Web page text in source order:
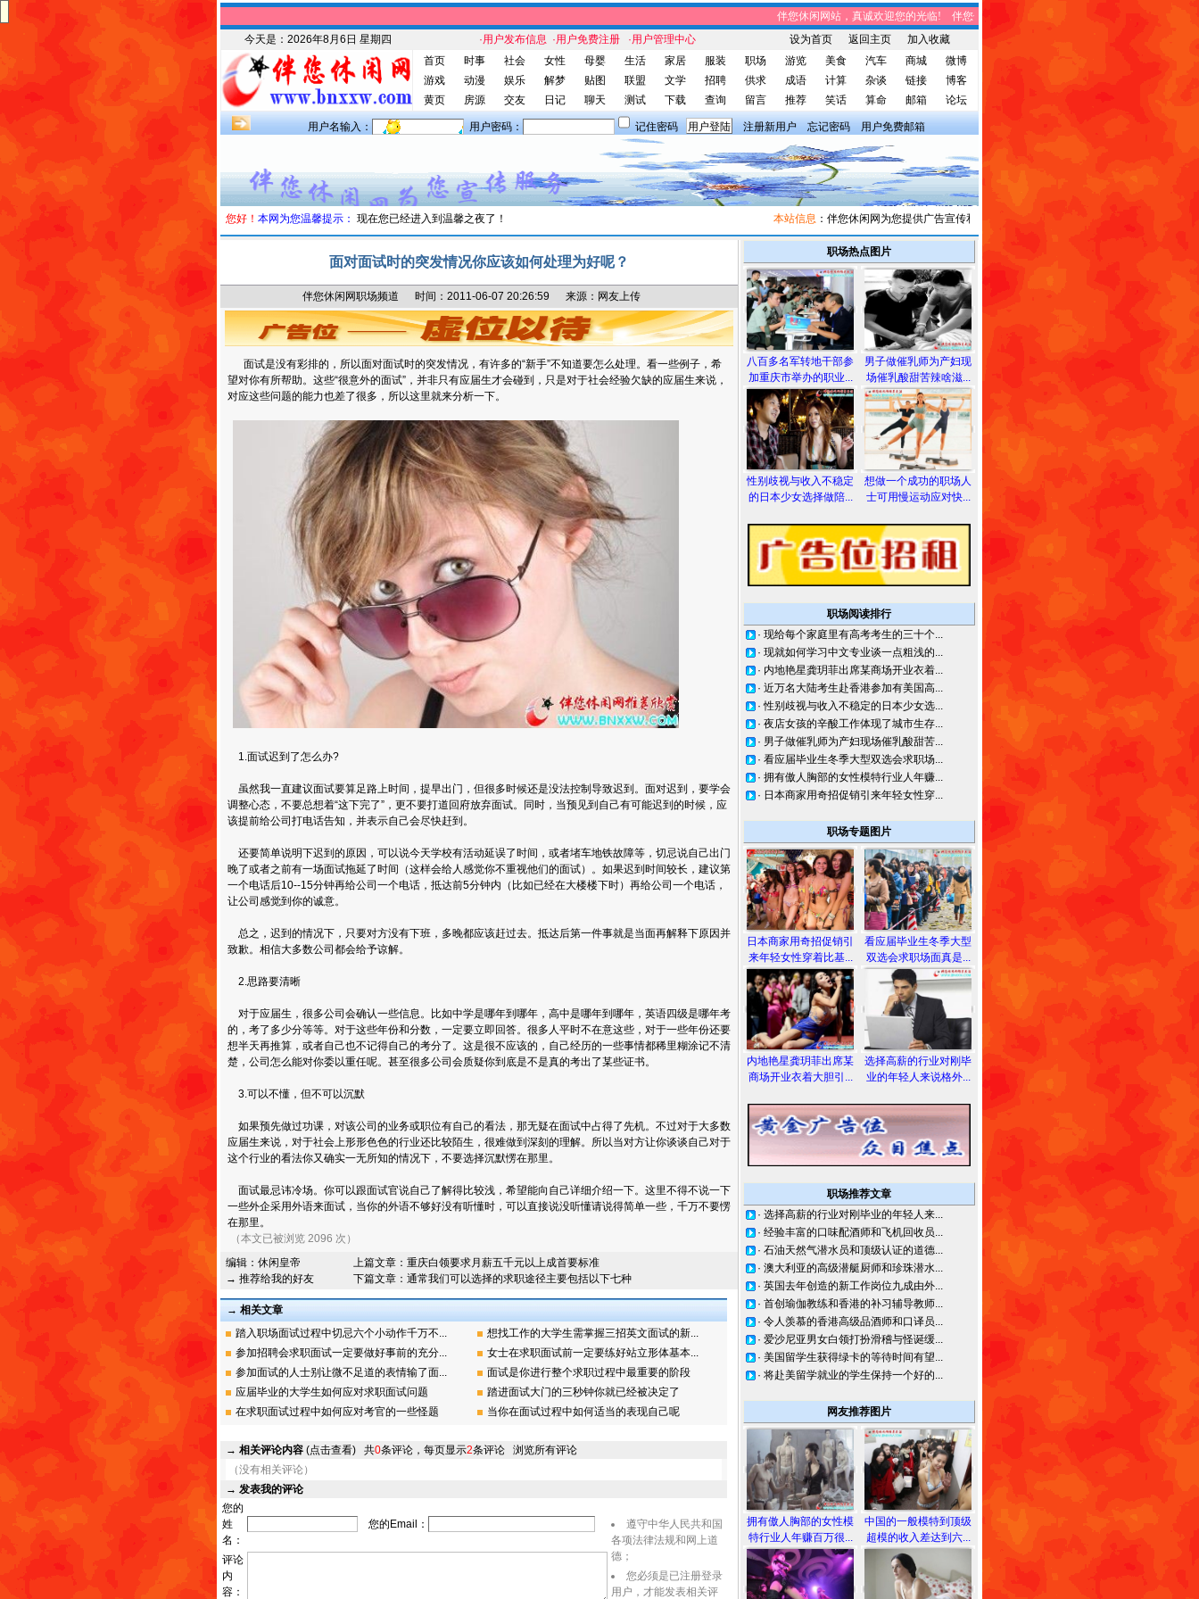
伴您休闲网站，真诚欢迎您的光临! 伴您休闲网站，将免费给您带来趣味时事、笑话集锦
今天是： 2026年8月6日 星期四 ·用户发布信息 ·用户免费注册 ·用户管理中心 设为首页 返回主页
加入收藏
首页
时事 社会 女性 母婴 生活 家居 服装 职场 游览 美食 汽车 商城
微博
游戏
动漫 娱乐 解梦 贴图 联盟 文学 招聘 供求 成语 计算 杂谈 链接
博客
黄页
房源 交友 日记 聊天 测试 下载 查询 留言 推荐 笑话 算命 邮箱 论坛
用户名输入： 用户密码： 记住密码 注册新用户 忘记密码 用户免费邮箱
您好！ 本网为您温馨提示： 现在您已经进入到温馨之夜了！ 本站信息：伴您休闲网为您提供广告宣传和信息发布，有需求者请与我们联系。
面对面试时的突发情况你应该如何处理为好呢？
伴您休闲网职场频道 时间：2011-06-07 20:26:59 来源：网友上传
面试是没有彩排的，所以面对面试时的突发情况，有许多的“新手”不知道要怎么处理。看一些例子，希
望对你有所帮助。这些“很意外的面试”，并非只有应届生才会碰到，只是对于社会经验欠缺的应届生来说，
对应这些问题的能力也差了很多，所以这里就来分析一下。
1.面试迟到了怎么办?
虽然我一直建议面试要算足路上时间，提早出门，但很多时候还是没法控制导致迟到。面对迟到，要学会
调整心态，不要总想着“这下完了”，更不要打道回府放弃面试。同时，当预见到自己有可能迟到的时候，应
该提前给公司打电话告知，并表示自己会尽快赶到。
还要简单说明下迟到的原因，可以说今天学校有活动延误了时间，或者堵车地铁故障等，切忌说自己出门
晚了或者之前有一场面试拖延了时间（这样会给人感觉你不重视他们的面试）。如果迟到时间较长，建议第
一个电话后10--15分钟再给公司一个电话，抵达前5分钟内（比如已经在大楼楼下时）再给公司一个电话，
让公司感觉到你的诚意。
总之，迟到的情况下，只要对方没有下班，多晚都应该赶过去。抵达后第一件事就是当面再解释下原因并
致歉。相信大多数公司都会给予谅解。
2.思路要清晰
对于应届生，很多公司会确认一些信息。比如中学是哪年到哪年，高中是哪年到哪年，英语四级是哪年考
的，考了多少分等等。对于这些年份和分数，一定要立即回答。很多人平时不在意这些，对于一些年份还要
想半天再推算，或者自己也不记得自己的考分了。这是很不应该的，自己经历的一些事情都稀里糊涂记不清
楚，公司怎么能对你委以重任呢。甚至很多公司会质疑你到底是不是真的考出了某些证书。
3.可以不懂，但不可以沉默
如果预先做过功课，对该公司的业务或职位有自己的看法，那无疑在面试中占得了先机。不过对于大多数
应届生来说，对于社会上形形色色的行业还比较陌生，很难做到深刻的理解。所以当对方让你谈谈自己对于
这个行业的看法你又确实一无所知的情况下，不要选择沉默愣在那里。
面试最忌讳冷场。你可以跟面试官说自己了解得比较浅，希望能向自己详细介绍一下。这里不得不说一下
一些外企采用外语来面试，当你的外语不够好没有听懂时，可以直接说没听懂请说得简单一些，千万不要愣
在那里。
（本文已被浏览 2096 次）
编辑： 休闲皇帝
→ 推荐给我的好友
上篇文章： 重庆白领要求月薪五千元以上成首要标准
下篇文章： 通常我们可以选择的求职途径主要包括以下七种
→ 相关文章
踏入职场面试过程中切忌六个小动作千万不...
想找工作的大学生需掌握三招英文面试的新...
参加招聘会求职面试一定要做好事前的充分...
女士在求职面试前一定要练好站立形体基本...
参加面试的人士别让微不足道的表情输了面...
面试是你进行整个求职过程中最重要的阶段
应届毕业的大学生如何应对求职面试问题
踏进面试大门的三秒钟你就已经被决定了
在求职面试过程中如何应对考官的一些怪题
当你在面试过程中如何适当的表现自己呢
→ 相关评论内容 (点击查看) 共0条评论，每页显示2条评论 浏览所有评论
（没有相关评论）
→ 发表我的评论
您的
姓
名：
您的Email：
评论
内
容：
遵守中华人民共和国
各项法律法规和网上道
德；
您必须是已注册登录
用户，才能发表相关评
职场热点图片
八百多名军转地干部参
加重庆市举办的职业...
性别歧视与收入不稳定
的日本少女选择做陪...
男子做催乳师为产妇现
场催乳酸甜苦辣啥滋...
想做一个成功的职场人
士可用慢运动应对快...
职场阅读排行
· 现给每个家庭里有高考考生的三十个...
· 现就如何学习中文专业谈一点粗浅的...
· 内地艳星龚玥菲出席某商场开业衣着...
· 近万名大陆考生赴香港参加有美国高...
·性别歧视与收入不稳定的日本少女选...
· 夜店女孩的辛酸工作体现了城市生存...
· 男子做催乳师为产妇现场催乳酸甜苦...
· 看应届毕业生冬季大型双选会求职场...
· 拥有傲人胸部的女性模特行业人年赚...
· 日本商家用奇招促销引来年轻女性穿...
职场专题图片
日本商家用奇招促销引
来年轻女性穿着比基...
内地艳星龚玥菲出席某
商场开业衣着大胆引...
看应届毕业生冬季大型
双选会求职场面真是...
选择高薪的行业对刚毕
业的年轻人来说格外...
职场推荐文章
· 选择高薪的行业对刚毕业的年轻人来...
· 经验丰富的口味配酒师和飞机回收员...
· 石油天然气潜水员和顶级认证的道德...
· 澳大利亚的高级潜艇厨师和珍珠潜水...
· 英国去年创造的新工作岗位九成由外...
· 首创瑜伽教练和香港的补习辅导教师...
· 令人羡慕的香港高级品酒师和口译员...
· 爱沙尼亚男女白领打扮滑稽与怪诞缓...
· 美国留学生获得绿卡的等待时间有望...
· 将赴美留学就业的学生保持一个好的...
网友推荐图片
拥有傲人胸部的女性模
特行业人年赚百万很...
中国的一般模特到顶级
超模的收入差达到六...